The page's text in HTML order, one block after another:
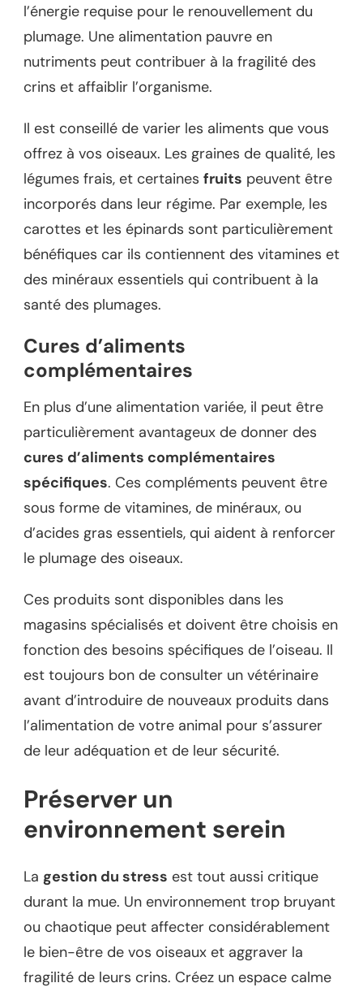
l’énergie requise pour le renouvellement du
plumage. Une alimentation pauvre en
nutriments peut contribuer à la fragilité des
crins et affaiblir l’organisme.
Il est conseillé de varier les aliments que vous
offrez à vos oiseaux. Les graines de qualité, les
légumes frais, et certaines fruits peuvent être
incorporés dans leur régime. Par exemple, les
carottes et les épinards sont particulièrement
bénéfiques car ils contiennent des vitamines et
des minéraux essentiels qui contribuent à la
santé des plumages.
Cures d’aliments
complémentaires
En plus d’une alimentation variée, il peut être
particulièrement avantageux de donner des
cures d’aliments complémentaires
spécifiques. Ces compléments peuvent être
sous forme de vitamines, de minéraux, ou
d’acides gras essentiels, qui aident à renforcer
le plumage des oiseaux.
Ces produits sont disponibles dans les
magasins spécialisés et doivent être choisis en
fonction des besoins spécifiques de l’oiseau. Il
est toujours bon de consulter un vétérinaire
avant d’introduire de nouveaux produits dans
l’alimentation de votre animal pour s’assurer
de leur adéquation et de leur sécurité.
Préserver un
environnement serein
La gestion du stress est tout aussi critique
durant la mue. Un environnement trop bruyant
ou chaotique peut affecter considérablement
le bien-être de vos oiseaux et aggraver la
fragilité de leurs crins. Créez un espace calme